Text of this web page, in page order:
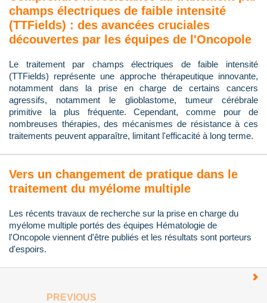
champs électriques de faible intensité
(TTFields) : des avancées cruciales
découvertes par les équipes de l'Oncopole
Le traitement par champs électriques de faible intensité
(TTFields) représente une approche thérapeutique innovante,
notamment dans la prise en charge de certains cancers
agressifs, notamment le glioblastome, tumeur cérébrale
primitive la plus fréquente. Cependant, comme pour de
nombreuses thérapies, des mécanismes de résistance à ces
traitements peuvent apparaître, limitant l'efficacité à long terme.
Vers un changement de pratique dans le
traitement du myélome multiple
Les récents travaux de recherche sur la prise en charge du
myélome multiple portés des équipes Hématologie de
l'Oncopole viennent d'être publiés et les résultats sont porteurs
d'espoirs.
PREVIOUS